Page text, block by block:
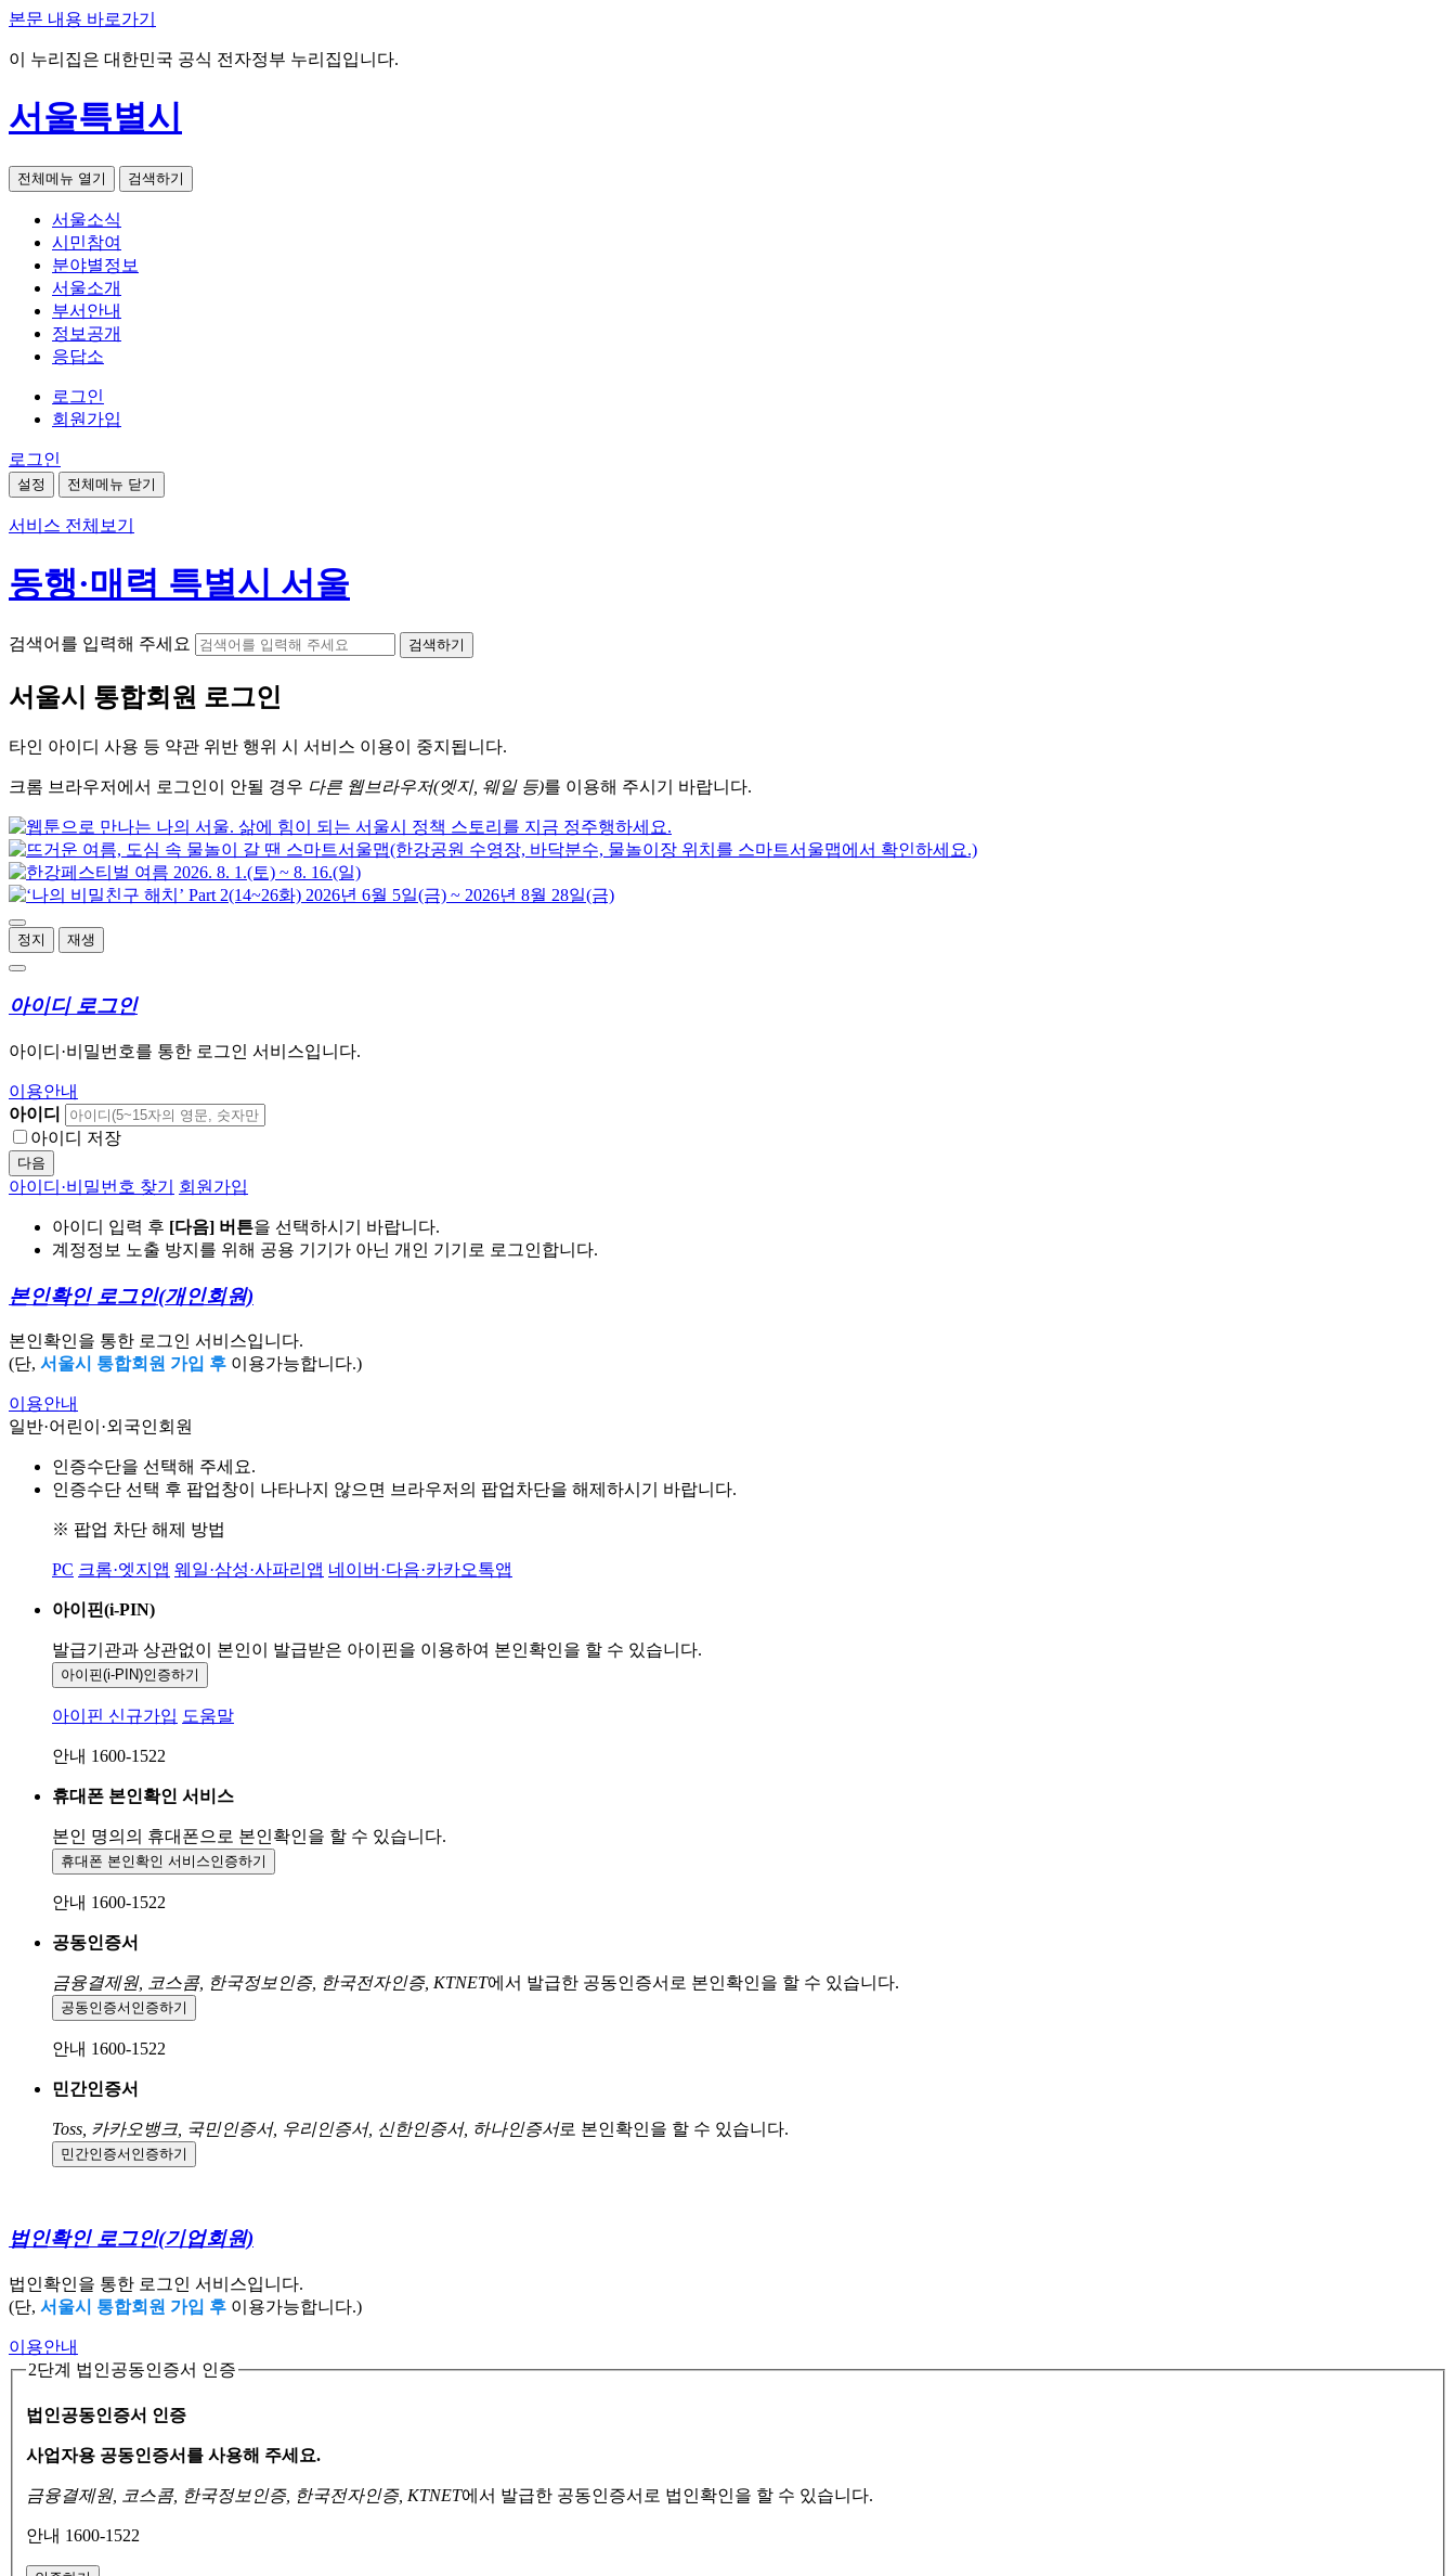
본문 내용 바로가기
이 누리집은 대한민국 공식 전자정부 누리집입니다.
서울특별시
전체메뉴 열기 검색하기
서울소식
시민참여
분야별정보
서울소개
부서안내
정보공개
응답소
로그인
회원가입
로그인
설정 전체메뉴 닫기
서비스 전체보기
동행·매력 특별시 서울
검색어를 입력해 주세요 검색하기
서울시 통합회원 로그인
타인 아이디 사용 등 약관 위반 행위 시 서비스 이용이 중지됩니다.
크롬 브라우저에서 로그인이 안될 경우 다른 웹브라우저(엣지, 웨일 등)를 이용해 주시기 바랍니다.
정지 재생
아이디 로그인
아이디·비밀번호를 통한 로그인 서비스입니다.
이용안내
아이디
아이디 저장
다음
아이디·비밀번호 찾기 회원가입
아이디 입력 후 [다음] 버튼을 선택하시기 바랍니다.
계정정보 노출 방지를 위해 공용 기기가 아닌 개인 기기로 로그인합니다.
본인확인 로그인(개인회원)
본인확인을 통한 로그인 서비스입니다.
(단, 서울시 통합회원 가입 후 이용가능합니다.)
이용안내
일반·어린이·외국인회원
인증수단을 선택해 주세요.
인증수단 선택 후 팝업창이 나타나지 않으면 브라우저의 팝업차단을 해제하시기 바랍니다.
※ 팝업 차단 해제 방법
PC 크롬·엣지앱 웨일·삼성·사파리앱 네이버·다음·카카오톡앱
아이핀(i-PIN)
발급기관과 상관없이 본인이 발급받은 아이핀을 이용하여 본인확인을 할 수 있습니다.
아이핀(i-PIN)인증하기
아이핀 신규가입 도움말
안내 1600-1522
휴대폰 본인확인 서비스
본인 명의의 휴대폰으로 본인확인을 할 수 있습니다.
휴대폰 본인확인 서비스인증하기
안내 1600-1522
공동인증서
금융결제원, 코스콤, 한국정보인증, 한국전자인증, KTNET에서 발급한 공동인증서로 본인확인을 할 수 있습니다.
공동인증서 인증하기
안내 1600-1522
민간인증서
Toss, 카카오뱅크, 국민인증서, 우리인증서, 신한인증서, 하나인증서로 본인확인을 할 수 있습니다.
민간인증서 인증하기
법인확인 로그인(기업회원)
법인확인을 통한 로그인 서비스입니다.
(단, 서울시 통합회원 가입 후 이용가능합니다.)
이용안내
2단계 법인공동인증서 인증
법인공동인증서 인증
사업자용 공동인증서를 사용해 주세요.
금융결제원, 코스콤, 한국정보인증, 한국전자인증, KTNET에서 발급한 공동인증서로 법인확인을 할 수 있습니다.
안내 1600-1522